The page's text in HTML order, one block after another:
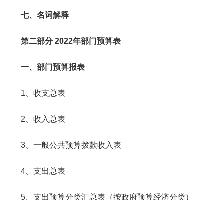
七、名词解释
第二部分 2022年部门预算表
一、部门预算报表
1、收支总表
2、收入总表
3、一般公共预算拨款收入表
4、支出总表
5、支出预算分类汇总表（按政府预算经济分类）